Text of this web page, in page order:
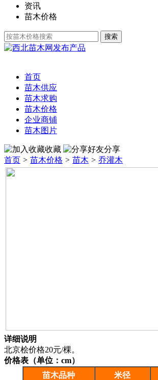
资讯
苗木价格
发布产品
首页
苗木供应
苗木求购
苗木价格
企业商铺
苗木图片
收藏
分享
首页 > 苗木价格 > 苗木 > 乔灌木
详细说明
北京桧价格20元/棵。
价格表（单位：cm）
苗木品种
米径